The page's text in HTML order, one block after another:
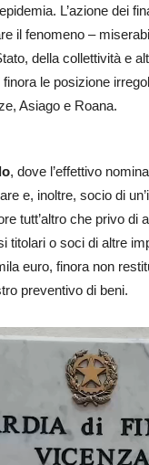
L’azione dei
il fenomeno –
della collettività e
le posizione
Asiago e Roana.
, dove l’effettivo
e, inoltre, socio di
tutt’altro che privo di
titolari o soci di altre
euro, finora non
preventivo di beni.